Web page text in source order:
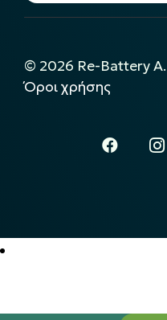
© 2026 Re-Battery
Όροι χρήσης